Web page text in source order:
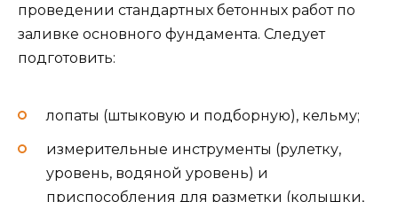
проведении стандартных бетонных работ по
заливке основного фундамента. Следует
подготовить:
лопаты (штыковую и подборную), кельму;
измерительные инструменты (рулетку,
уровень, водяной уровень) и
приспособления для разметки (колышки,